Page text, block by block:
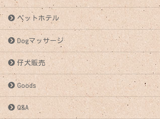
ペットホテル
Dogマッサージ
仔犬販売
Goods
Q&A